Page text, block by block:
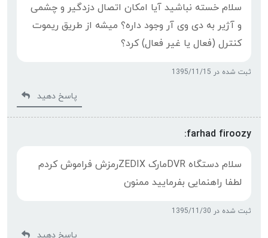
سلام خسته نباشید آیا امکان اتصال دزدگیر و چشمی
و آژیر به دی وی آر وجود داره؟ میشه از طریق ریموت‌
کنترل (فعال یا غیر فعال) کرد؟
ثبت شده در 1395/11/15
پاسخ دهید
farhad firoozy:
سلام دستگاه DVRمارک ZEDIXرمزش فراموش کردم
لطفا راهنمایی بفرمایید ممنون
ثبت شده در 1395/11/30
پاسخ دهید